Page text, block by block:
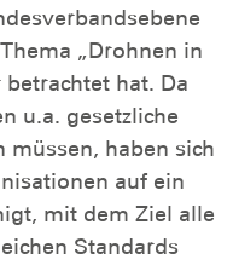
„Drohnen in
hat. Da
u.a. gesetzliche
müssen, haben sich
auf ein
mit dem Ziel alle
Standards